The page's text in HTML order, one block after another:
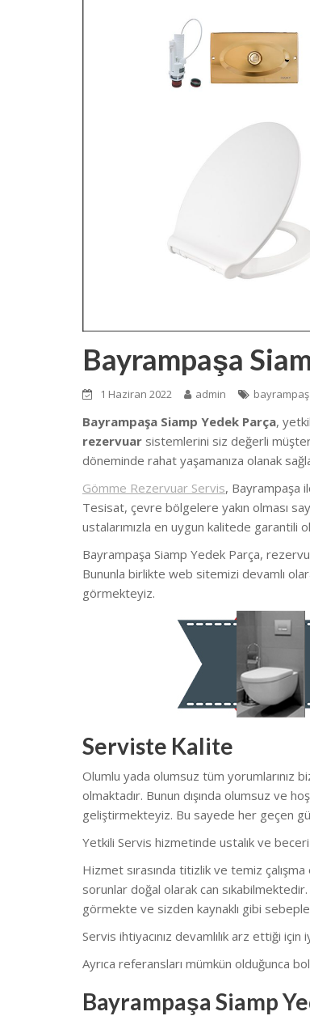
Bayrampaşa
1 Haziran 2022 admin
Bayrampaşa Siamp Yedek Parça,
rezervuar sistemlerini siz değerli
döneminde rahat yaşamanıza olanak
Gömme Rezervuar Servis, Bayrampaşa
Tesisat, çevre bölgelere yakın olması
ustalarımızla en uygun kalitede garantili
Bayrampaşa Siamp Yedek Parça,
Bununla birlikte web sitemizi devamlı
görmekteyiz.
Serviste Kalite
Olumlu yada olumsuz tüm yorumlarınız
olmaktadır. Bunun dışında olumsuz ve
geliştirmekteyiz. Bu sayede her geçen
Yetkili Servis hizmetinde ustalık ve
Hizmet sırasında titizlik ve temiz
sorunlar doğal olarak can
görmekte ve sizden kaynaklı gibi
Servis ihtiyacınız devamlılık arz ettiği
Ayrıca referansları mümkün olduğunca
Bayrampaşa Siamp